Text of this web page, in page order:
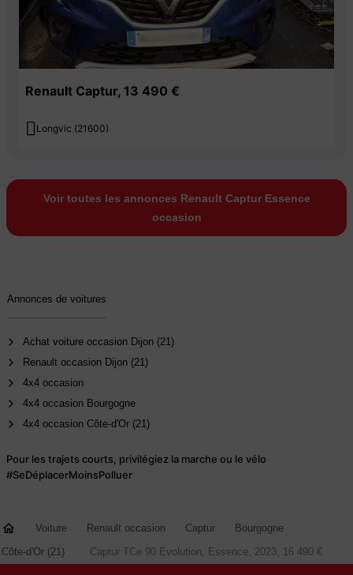
Renault Captur, 13 490 €
 Longvic (21600)
Voir toutes les annonces Renault Captur Essence
occasion
Annonces de voitures
Achat voiture occasion Dijon (21)
Renault occasion Dijon (21)
4x4 occasion
4x4 occasion Bourgogne
4x4 occasion Côte-d'Or (21)
Pour les trajets courts, privilégiez la marche ou le vélo
#SeDéplacerMoinsPolluer
Voiture Renault occasion Captur
Bourgogne
Côte-d'Or (21)
Captur TCe 90 Evolution, Essence, 2023, 16 490 €